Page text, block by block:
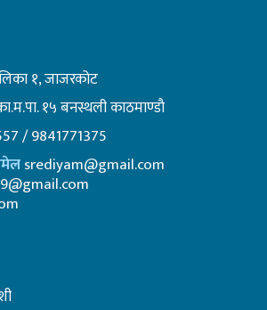
१, जाजरकोट
१५ बनस्थली काठमाण्डाै
/ 9841771375
srediyam@gmail.com